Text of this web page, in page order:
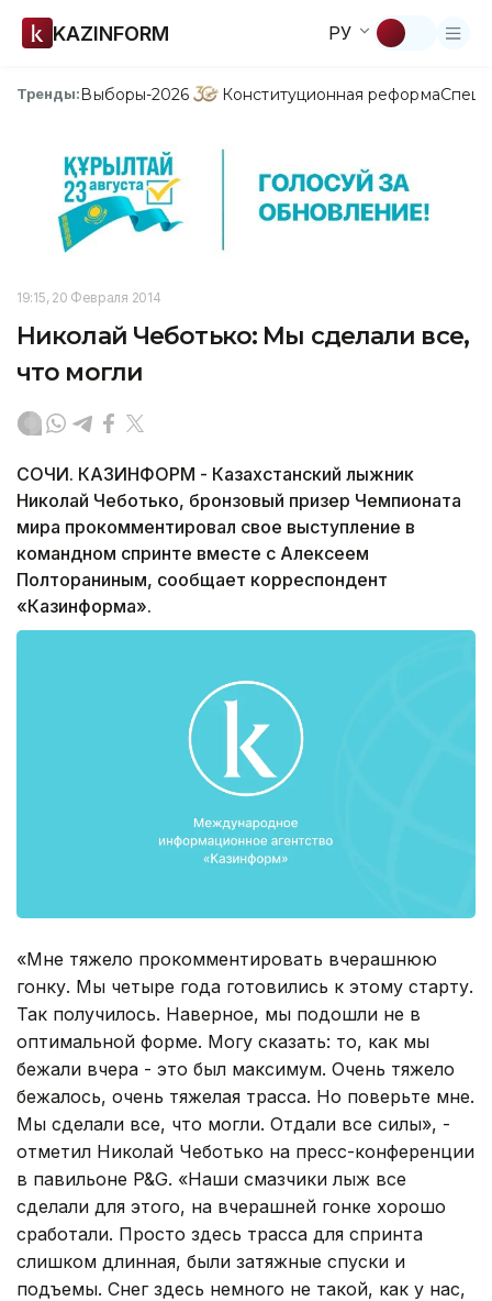
KAZINFORM РУ
Тренды:Выборы-2026 Конституционная реформа
19:15, 20 Февраля 2014
Николай Чеботько: Мы сделали все,
что могли
СОЧИ. КАЗИНФОРМ - Казахстанский лыжник
Николай Чеботько, бронзовый призер Чемпионата
мира прокомментировал свое выступление в
командном спринте вместе с Алексеем
Полтораниным, сообщает корреспондент
«Казинформа».
«Мне тяжело прокомментировать вчерашнюю
гонку. Мы четыре года готовились к этому старту.
Так получилось. Наверное, мы подошли не в
оптимальной форме. Могу сказать: то, как мы
бежали вчера - это был максимум. Очень тяжело
бежалось, очень тяжелая трасса. Но поверьте мне.
Мы сделали все, что могли. Отдали все силы», -
отметил Николай Чеботько на пресс-конференции
в павильоне P&G. «Наши смазчики лыж все
сделали для этого, на вчерашней гонке хорошо
сработали. Просто здесь трасса для спринта
слишком длинная, были затяжные спуски и
подъемы. Снег здесь немного не такой, как у нас,